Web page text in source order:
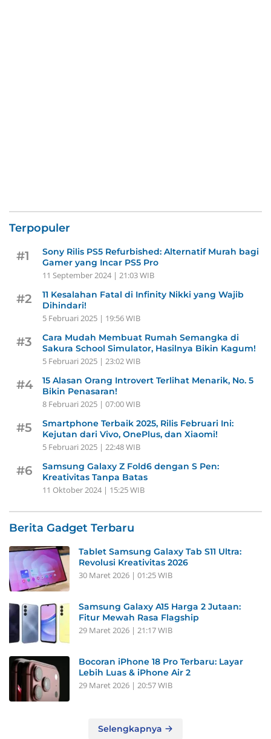
Terpopuler
#1
Sony Rilis PS5 Refurbished: Alternatif Murah bagi
Gamer yang Incar PS5 Pro
11 September 2024 | 21:03 WIB
#2
11 Kesalahan Fatal di Infinity Nikki yang Wajib
Dihindari!
5 Februari 2025 | 19:56 WIB
#3
Cara Mudah Membuat Rumah Semangka di
Sakura School Simulator, Hasilnya Bikin Kagum!
5 Februari 2025 | 23:02 WIB
#4
15 Alasan Orang Introvert Terlihat Menarik, No. 5
Bikin Penasaran!
8 Februari 2025 | 07:00 WIB
#5
Smartphone Terbaik 2025, Rilis Februari Ini:
Kejutan dari Vivo, OnePlus, dan Xiaomi!
5 Februari 2025 | 22:48 WIB
#6
Samsung Galaxy Z Fold6 dengan S Pen:
Kreativitas Tanpa Batas
11 Oktober 2024 | 15:25 WIB
Berita Gadget Terbaru
Tablet Samsung Galaxy Tab S11 Ultra:
Revolusi Kreativitas 2026
30 Maret 2026 | 01:25 WIB
Samsung Galaxy A15 Harga 2 Jutaan:
Fitur Mewah Rasa Flagship
29 Maret 2026 | 21:17 WIB
Bocoran iPhone 18 Pro Terbaru: Layar
Lebih Luas & iPhone Air 2
29 Maret 2026 | 20:57 WIB
Selengkapnya